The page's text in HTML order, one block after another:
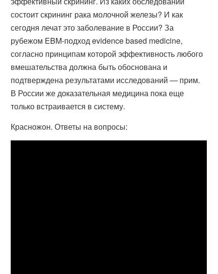
состоит скрининг рака молочной железы? И как
сегодня лечат это заболевание в России? За
рубежом EBM-подход evidence based medicine,
согласно принципам которой эффективность любого
вмешательства должна быть обоснована и
подтверждена результатами исследований — прим.
В России же доказательная медицина пока еще
только встраивается в систему.
Красножон. Ответы на вопросы: